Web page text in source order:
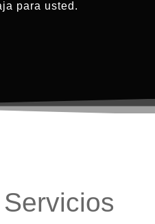
para usted.